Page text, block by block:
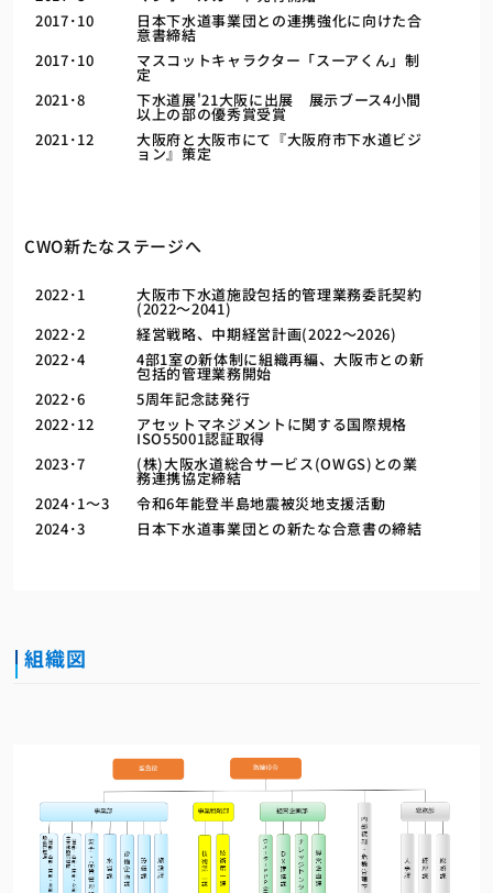
2017･10
日本下水道事業団との連携強化に向けた合
意書締結
2017･10
マスコットキャラクター「スーアくん」制
定
2021･8
下水道展'21大阪に出展 展示ブース4小間
以上の部の優秀賞受賞
2021･12
大阪府と大阪市にて『大阪府市下水道ビジ
ョン』策定
CWO新たなステージへ
2022･1 大阪市下水道施設包括的管理業務委託契約
(2022～2041)
2022･2
経営戦略、中期経営計画(2022～2026)
2022･4
4部1室の新体制に組織再編、大阪市との新
包括的管理業務開始
2022･6
5周年記念誌発行
2022･12
アセットマネジメントに関する国際規格
ISO55001認証取得
2023･7
(株)大阪水道総合サービス(OWGS)との業
務連携協定締結
2024･1～3
令和6年能登半島地震被災地支援活動
2024･3
日本下水道事業団との新たな合意書の締結
組織図